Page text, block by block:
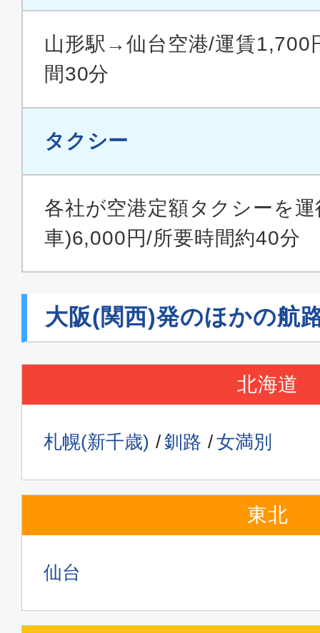
山形駅→仙台空港/運賃1,700
間30分
タクシー
各社が空港定額タクシーを
車)6,000円/所要時間約40分
大阪(関西)発のほかの航
北海道
札幌(新千歳) 釧路 女満別
東北
仙台